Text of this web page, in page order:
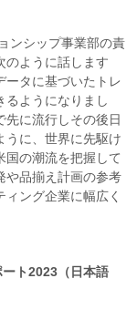
ンシップ事業部の責
のように話します
ータに基づいたトレ
るようになりまし
先に流行しその後日
うに、世界に先駆け
国の潮流を把握して
や品揃え計画の参考
ング企業に幅広く
ト2023（日本語